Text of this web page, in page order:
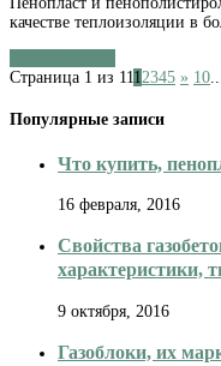
качестве теплоизоляции в
Страница 1 из 1112345 » 10
Популярные записи
Что купить,
16 февраля, 2016
Свойства
характеристики,
9 октября, 2016
Газоблоки, их